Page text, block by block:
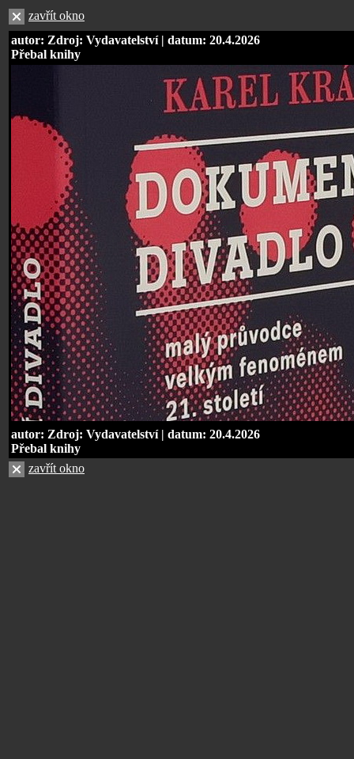
zavřít okno
autor: Zdroj: Vydavatelství | datum: 20.4.2026
Přebal knihy
autor: Zdroj: Vydavatelství | datum: 20.4.2026
Přebal knihy
zavřít okno